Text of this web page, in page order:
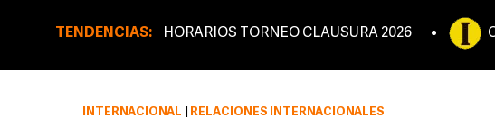
TENDENCIAS: HORARIOS TORNEO CLAUSURA 2026
INTERNACIONAL RELACIONES INTERNACIONALES